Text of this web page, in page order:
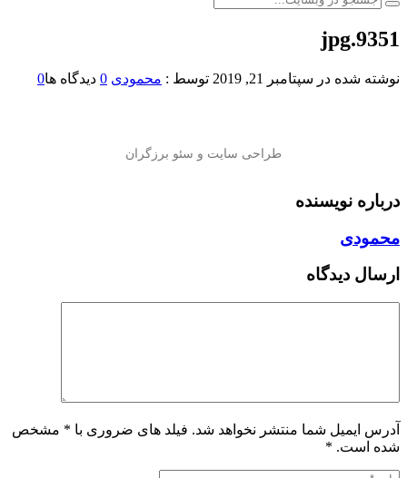
9351.jpg
نوشته شده در سپتامبر 21, 2019 توسط : محمودی 0 دیدگاه ها0
درباره نویسنده
محمودی
ارسال دیدگاه
آدرس ایمیل شما منتشر نخواهد شد. فیلد های ضروری با * مشخص
شده است. *